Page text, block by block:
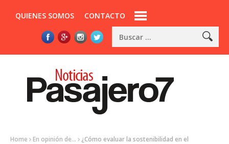
QUIENES SOMOS CONTACTO
Home En opinión de...
¿Cómo evaluar la sostenibilidad en el